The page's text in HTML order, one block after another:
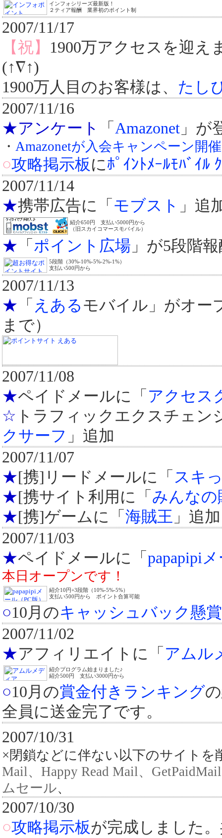
インフォシリーズ最新版！
２ティア報酬 業界初のポイント制
2007/11/17
【祝】 1900万アクセスを迎え
(↑∇↑)
1900万人目のお客様は、 たし
2007/11/16
★アンケート
「 Amazonet 」が
・ Amazonetが入会キャンペーン開
○攻略掲示板 にﾎﾟｲﾝﾄﾒｰﾙﾓﾊﾞｲﾙ
2007/11/14
★携帯広告に「 モブスト 」追
紹介650円 支払い5000円から
（旧スカイコマースモバイル）
★ 「 ポイント広場 」が5段階
5段階（30%-10%-5%-2%-1%）
支払い500円から
2007/11/13
★ 「 えある モバイル」がオー
まで）
2007/11/08
★ペイドメールに「 アクセス
☆ トラフィックエクスチェン
クサーフ 」追加
2007/11/07
★[携]リードメールに「 スキ
★[携サイト利用に「 みんなの
★[携]ゲームに「 海賊王 」追加
2007/11/03
★ペイドメールに「 papapipi
本日オープンです！
紹介10円+3段階（10%-5%-5%）
支払い500円から ポイント合算可能
○10月のキャッシュバック懸賞
2007/11/02
★アフィリエイトに「 アムル
紹介プログラム始まりました♪
紹介500円 支払い3000円から
○10月の賞金付きランキング
全員に送金完了です。
2007/10/31
×閉鎖などに伴ない以下のサイト
Mail、Happy Read Mail、GetPaidMail
ムセール、
2007/10/30
○攻略掲示板が完成しました